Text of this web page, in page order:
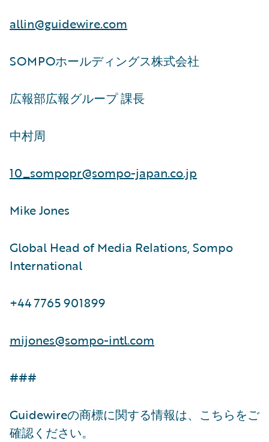
allin@guidewire.com
SOMPOホールディングス株式会社
広報部広報グループ 課長
中村周
10_sompopr@sompo-japan.co.jp
Mike Jones
Global Head of Media Relations, Sompo
International
+44 7765 901899
mijones@sompo-intl.com
###
Guidewireの商標に関する情報は、こちらをご
確認ください。